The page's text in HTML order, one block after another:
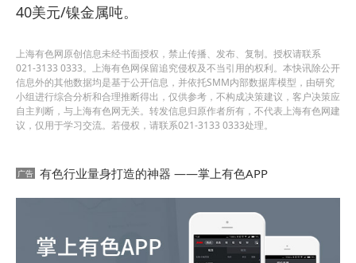
40美元/镍金属吨。
上海有色网原创信息未经书面授权，禁止传播、发布、复制。授权请联系
021-3133 0333。上海有色网保留追究侵权及不当引用的权利。本快讯除公开
信息外的其他数据均是基于公开信息，并依托SMM内部数据库模型，由研究
小组进行综合分析和合理推断得出，仅供参考，不构成决策建议，客户决策应
自主判断，与上海有色网无关。转发信息归原作者所有，不代表上海有色网建
议，仅用于学习交流。若侵权，请联系021-3133 0333处理。
有色行业量身打造的神器 ——掌上有色APP